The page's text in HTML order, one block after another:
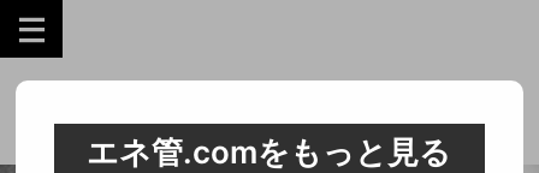
工業技術を誰にでも分かりやすく。
エネ管.comをもっと見る